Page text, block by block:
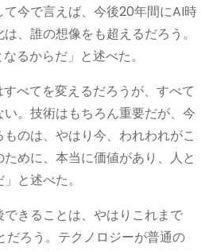
今で言えば、今後20年間にAI時
、誰の想像をも超えるだろう。
るからだ」と述べた。
べてを変えるだろうが、すべて
。技術はもちろん重要だが、今
のは、やはり今、われわれがこ
めに、本当に価値があり、人と
と述べた。
きることは、やはりこれまで
だろう。テクノロジーが普通の